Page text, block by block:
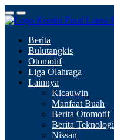
Berita
Bulutangkis
Otomotif
Liga Olahraga
Lainnya
Kicauwin
Manfaat Buah
Berita Otomotif
Berita Teknologi
Nissan